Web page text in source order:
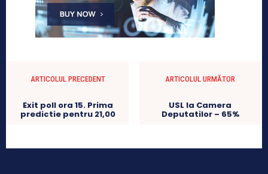
ARTICOLUL PRECEDENT
Exit poll ora 15. Prima
predictie pentru 21,00
ARTICOLUL URMĂTOR
USL la Camera
Deputatilor – 65%